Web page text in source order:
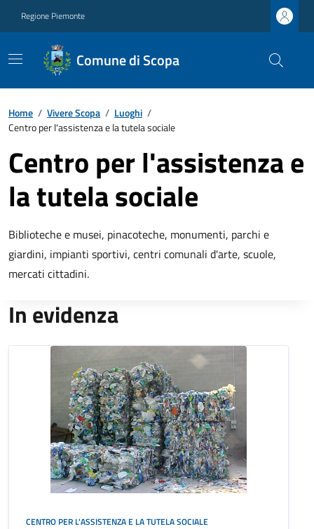
Regione Piemonte
Comune di Scopa
Home / Vivere Scopa / Luoghi /
Centro per l'assistenza e la tutela sociale
Centro per l'assistenza e
la tutela sociale
Biblioteche e musei, pinacoteche, monumenti, parchi e
giardini, impianti sportivi, centri comunali d'arte, scuole,
mercati cittadini.
In evidenza
CENTRO PER L'ASSISTENZA E LA TUTELA SOCIALE